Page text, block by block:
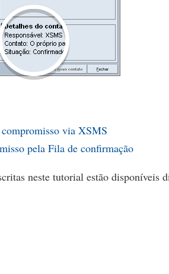
via XSMS
pela Fila de confirmação
neste tutorial estão disponíveis